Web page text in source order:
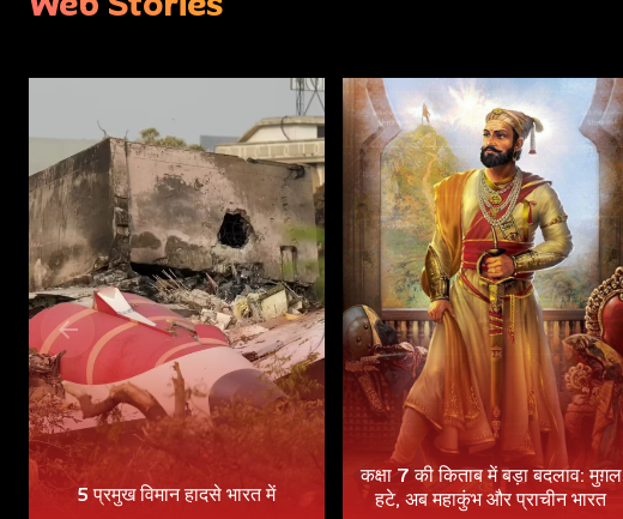
5 प्रमुख विमान हादसे भारत में
कक्षा 7 की किताब में बड़ा बदलाव: मुग़ल
हटे, अब महाकुंभ और प्राचीन भारत